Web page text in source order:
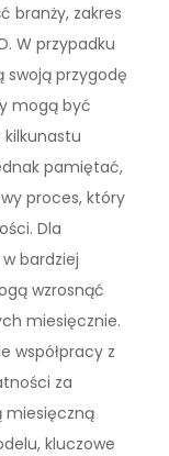
branży, zakres
W przypadku
swoją przygodę
mogą być
pamiętać,
proces, który
Dla
bardziej
wzrosnąć
miesięcznie.
współpracy z
za
miesięczną
kluczowe